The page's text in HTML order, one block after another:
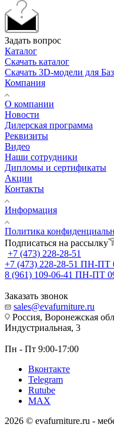
Задать вопрос
Каталог
Скачать каталог
Скачать 3D-модели для
Компания
О компании
Новости
Дилерская программа
Реквизиты
Видео
Наши сотрудники
Дипломы и сертификаты
Акции
Контакты
Информация
Политика
Подписаться на рассылку
+7 (473) 228-28-51
+7 (473) 228-28-51 ПН-ПТ
8 (961) 109-06-41 ПН-ПТ
Заказать звонок
sales@evafurniture.ru
Россия, Воронежская
Индустриальная, 3
Пн - Пт 9:00-17:00
Вконтакте
Telegram
Rutube
MAX
2026 © evafurniture.ru -